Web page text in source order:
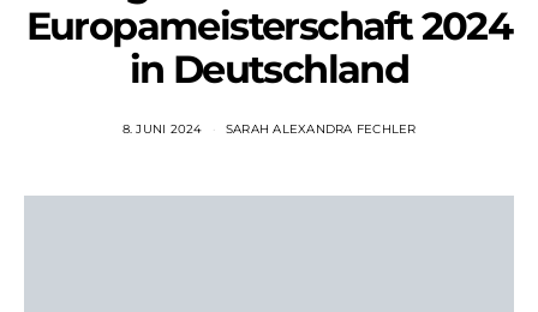
Europameisterschaft 2024
in Deutschland
8. JUNI 2024 SARAH ALEXANDRA FECHLER